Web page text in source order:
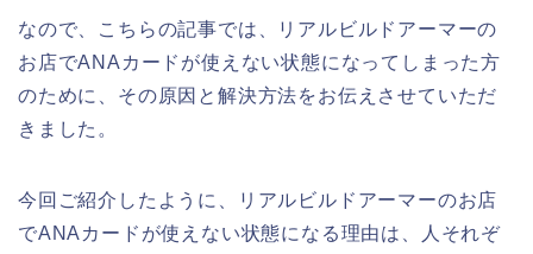
なので、こちらの記事では、リアルビルドアーマーの
お店でANAカードが使えない状態になってしまった方
のために、その原因と解決方法をお伝えさせていただ
きました。
今回ご紹介したように、リアルビルドアーマーのお店
でANAカードが使えない状態になる理由は、人それぞ